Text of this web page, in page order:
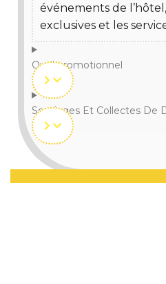
événements de
exclusives et les
Outil promotionnel
Sondages Et Collectes De